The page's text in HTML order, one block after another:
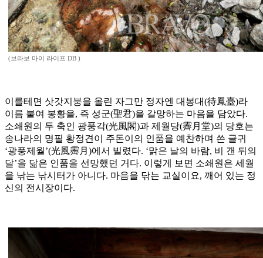
(브라보 마이 라이프 DB )
이를테면 삿갓지붕을 올린 자그만 정자엔 대봉대(待鳳臺)라
이름 붙여 봉황을, 즉 성군(聖君)을 갈망하는 마음을 담았다.
소쇄원의 두 축인 광풍각(光風閣)과 제월당(霽月堂)의 당호는
송나라의 명필 황정견이 주돈이의 인품을 예찬하며 쓴 글귀
‘광풍제월’(光風霽月)에서 빌렸다. ‘맑은 날의 바람, 비 갠 뒤의
달’을 닮은 인품을 선망했던 거다. 이렇게 보면 소쇄원은 세월
을 낚는 낚시터가 아니다. 마음을 닦는 교실이요, 깨어 있는 정
신의 전시장이다.